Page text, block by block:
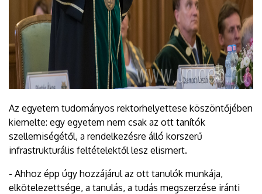
Az egyetem tudományos rektorhelyettese köszöntőjében
kiemelte: egy egyetem nem csak az ott tanítók
szellemiségétől, a rendelkezésre álló korszerű
infrastrukturális feltételektől lesz elismert.
- Ahhoz épp úgy hozzájárul az ott tanulók munkája,
elkötelezettsége, a tanulás, a tudás megszerzése iránti